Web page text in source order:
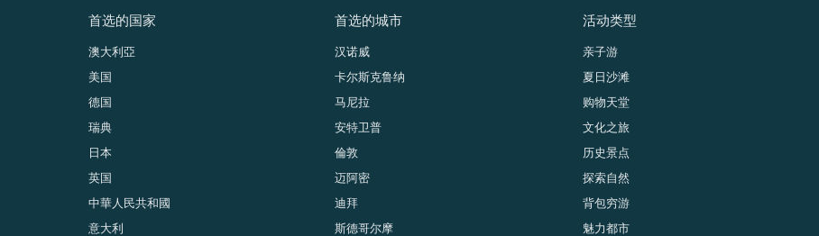
首选的国家
澳大利亞
美国
德国
瑞典
日本
英国
中華人民共和國
意大利
首选的城市
汉诺威
卡尔斯克鲁纳
马尼拉
安特卫普
倫敦
迈阿密
迪拜
斯德哥尔摩
活动类型
亲子游
夏日沙滩
购物天堂
文化之旅
历史景点
探索自然
背包穷游
魅力都市